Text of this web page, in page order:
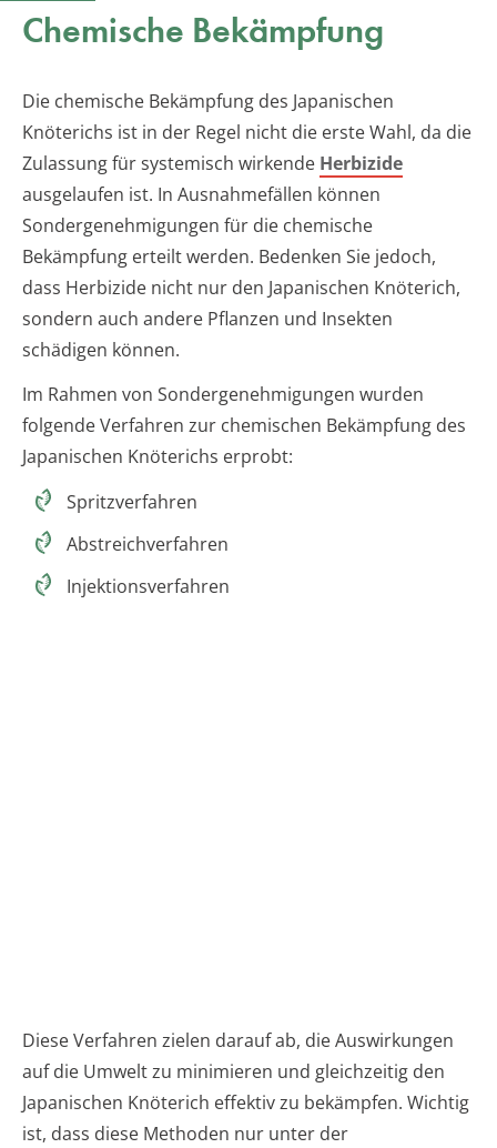
Chemische Bekämpfung
Die chemische Bekämpfung des Japanischen
Knöterichs ist in der Regel nicht die erste Wahl, da die
Zulassung für systemisch wirkende Herbizide
ausgelaufen ist. In Ausnahmefällen können
Sondergenehmigungen für die chemische
Bekämpfung erteilt werden. Bedenken Sie jedoch,
dass Herbizide nicht nur den Japanischen Knöterich,
sondern auch andere Pflanzen und Insekten
schädigen können.
Im Rahmen von Sondergenehmigungen wurden
folgende Verfahren zur chemischen Bekämpfung des
Japanischen Knöterichs erprobt:
Spritzverfahren
Abstreichverfahren
Injektionsverfahren
Diese Verfahren zielen darauf ab, die Auswirkungen
auf die Umwelt zu minimieren und gleichzeitig den
Japanischen Knöterich effektiv zu bekämpfen. Wichtig
ist, dass diese Methoden nur unter der